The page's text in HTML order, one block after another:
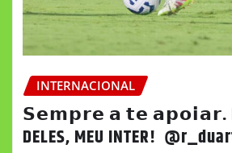
INTERNACIONAL
𝗦𝗲𝗺𝗽𝗿𝗲 𝗮 𝘁𝗲 𝗮𝗽𝗼𝗶𝗮𝗿.
DELES, MEU INTER!